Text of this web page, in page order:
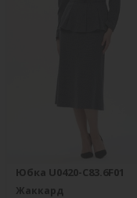
Юбка U0420-C83.6F01
Жаккард